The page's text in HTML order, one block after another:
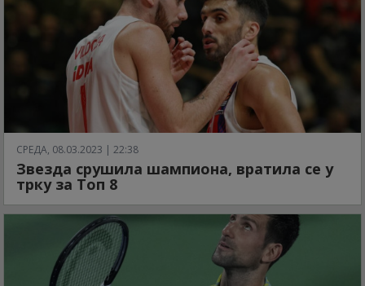
СРЕДА, 08.03.2023 | 22:38
Звезда срушила шампиона, вратила се у
трку за Топ 8